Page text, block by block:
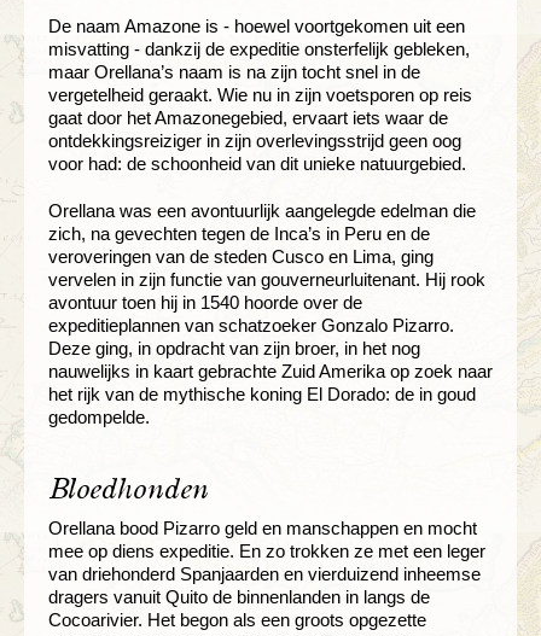
De naam Amazone is - hoewel voortgekomen uit een
misvatting - dankzij de expeditie onsterfelijk gebleken,
maar Orellana’s naam is na zijn tocht snel in de
vergetelheid geraakt. Wie nu in zijn voetsporen op reis
gaat door het Amazonegebied, ervaart iets waar de
ontdekkingsreiziger in zijn overlevingsstrijd geen oog
voor had: de schoonheid van dit unieke natuurgebied.
Orellana was een avontuurlijk aangelegde edelman die
zich, na gevechten tegen de Inca’s in Peru en de
veroveringen van de steden Cusco en Lima, ging
vervelen in zijn functie van gouverneurluitenant. Hij rook
avontuur toen hij in 1540 hoorde over de
expeditieplannen van schatzoeker Gonzalo Pizarro.
Deze ging, in opdracht van zijn broer, in het nog
nauwelijks in kaart gebrachte Zuid Amerika op zoek naar
het rijk van de mythische koning El Dorado: de in goud
gedompelde.
Bloedhonden
Orellana bood Pizarro geld en manschappen en mocht
mee op diens expeditie. En zo trokken ze met een leger
van driehonderd Spanjaarden en vierduizend inheemse
dragers vanuit Quito de binnenlanden in langs de
Cocoarivier. Het begon als een groots opgezette